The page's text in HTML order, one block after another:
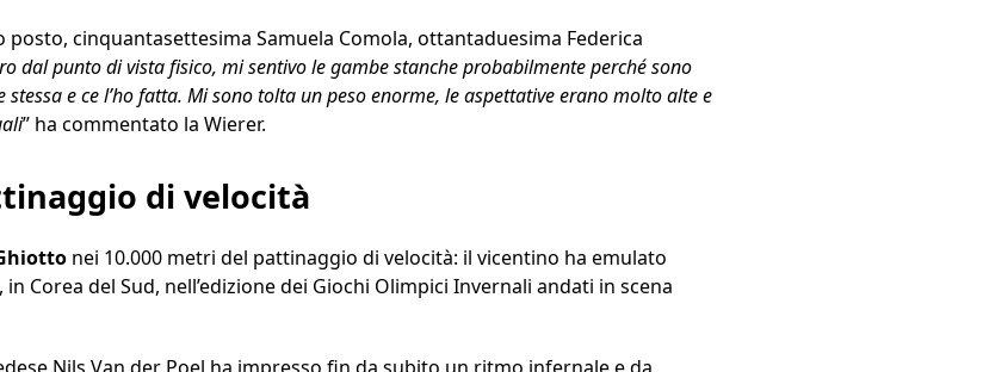
cinquantasettesima Samuela Comola, ottantaduesima Federica
dal punto di vista fisico, mi sentivo le gambe stanche probabilmente perché sono
e ce l’ho fatta. Mi sono tolta un peso enorme, le aspettative erano molto alte e
” ha commentato la Wierer.
di velocità
nei 10.000 metri del pattinaggio di velocità: il vicentino ha emulato
Corea del Sud, nell’edizione dei Giochi Olimpici Invernali andati in scena